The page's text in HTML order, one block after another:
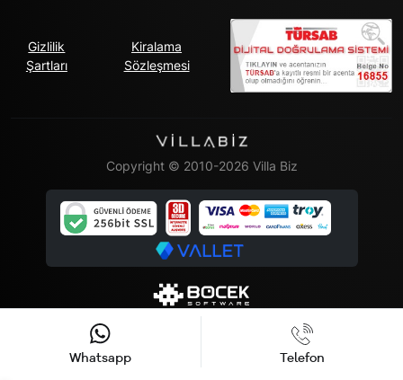
Gizlilik
Şartları
Kiralama
Sözleşmesi
Copyright © 2010-2026 Villa Biz
Whatsapp Telefon